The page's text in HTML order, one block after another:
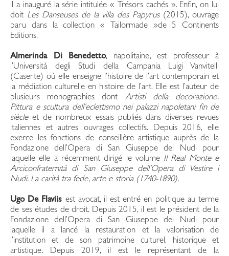
il a inauguré la série intitulée « Trésors cachés ». Enfin, on lui
doit Les Danseuses de la villa des Papyrus (2015), ouvrage
paru dans la collection « Tailormade »de 5 Continents
Editions.
Almerinda Di Benedetto, napolitaine, est professeur à
l’Università degli Studi della Campania Luigi Vanvitelli
(Caserte) où elle enseigne l’histoire de l’art contemporain et
la médiation culturelle en histoire de l’art. Elle est l’auteur de
plusieurs monographies dont Artisti della decorazione.
Pittura e scultura dell’eclettismo nei palazzi napoletani fin de
siècleet de nombreux essais publiés dans diverses revues
italiennes et autres ouvrages collectifs. Depuis 2016, elle
exerce les fonctions de conseillère artistique auprès de la
Fondazione dell’Opera di San Giuseppe dei Nudi pour
laquelle elle a récemment dirigé le volume Il Real Monte e
Arciconfraternità di San Giuseppe dell’Opera di Vestire i
Nudi. La carità tra fede, arte e storia (1740-1890).
Ugo De Flaviis est avocat, il est entré en politique au terme
de ses études de droit. Depuis 2015, il est le président de la
Fondazione dell’Opera di San Giuseppe dei Nudi pour
laquelle il a lancé la restauration et la valorisation de
l’institution et de son patrimoine culturel, historique et
artistique. Depuis 2019, il est le représentant de la